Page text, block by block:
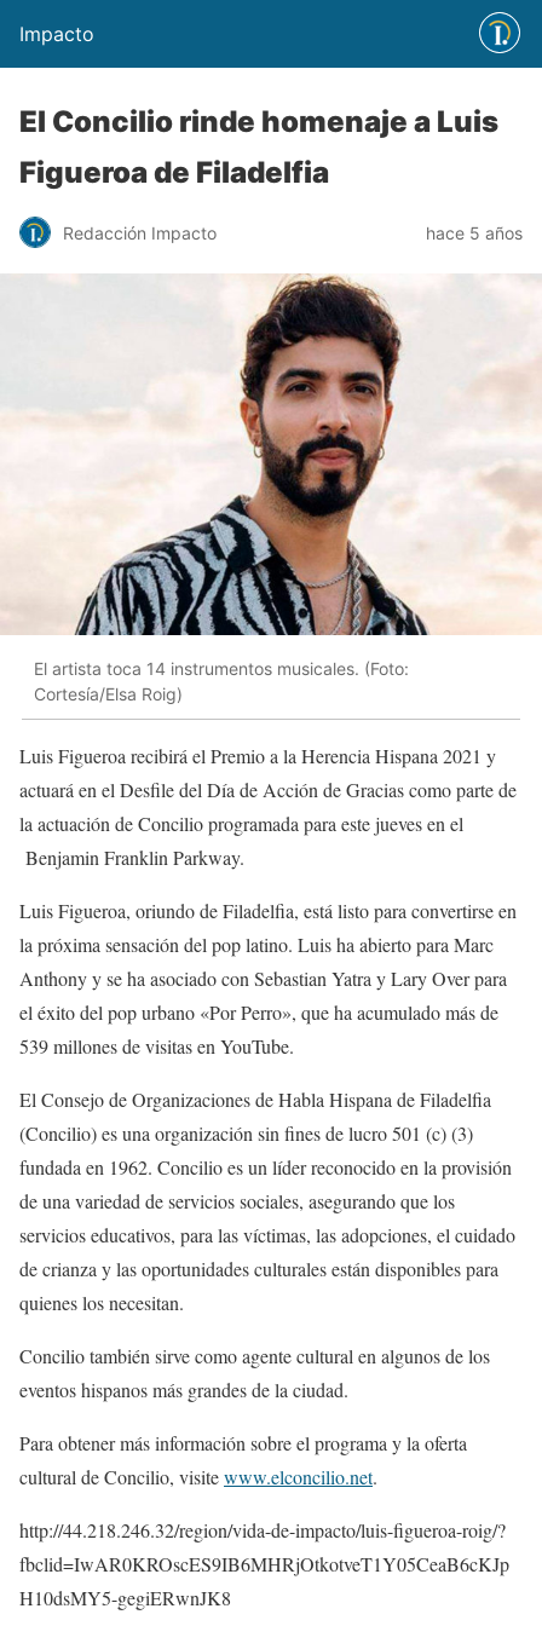
Impacto
El Concilio rinde homenaje a Luis
Figueroa de Filadelfia
Redacción Impacto hace 5 años
El artista toca 14 instrumentos musicales. (Foto:
Cortesía/Elsa Roig)
Luis Figueroa recibirá el Premio a la Herencia Hispana 2021 y
actuará en el Desfile del Día de Acción de Gracias como parte de
la actuación de Concilio programada para este jueves en el
Benjamin Franklin Parkway.
Luis Figueroa, oriundo de Filadelfia, está listo para convertirse en
la próxima sensación del pop latino. Luis ha abierto para Marc
Anthony y se ha asociado con Sebastian Yatra y Lary Over para
el éxito del pop urbano «Por Perro», que ha acumulado más de
539 millones de visitas en YouTube.
El Consejo de Organizaciones de Habla Hispana de Filadelfia
(Concilio) es una organización sin fines de lucro 501 (c) (3)
fundada en 1962. Concilio es un líder reconocido en la provisión
de una variedad de servicios sociales, asegurando que los
servicios educativos, para las víctimas, las adopciones, el cuidado
de crianza y las oportunidades culturales están disponibles para
quienes los necesitan.
Concilio también sirve como agente cultural en algunos de los
eventos hispanos más grandes de la ciudad.
Para obtener más información sobre el programa y la oferta
cultural de Concilio, visitewww.elconcilio.net.
http://44.218.246.32/region/vida-de-impacto/luis-figueroa-roig/?
fbclid=IwAR0KROscES9IB6MHRjOtkotveT1Y05CeaB6cKJp
H10dsMY5-gegiERwnJK8